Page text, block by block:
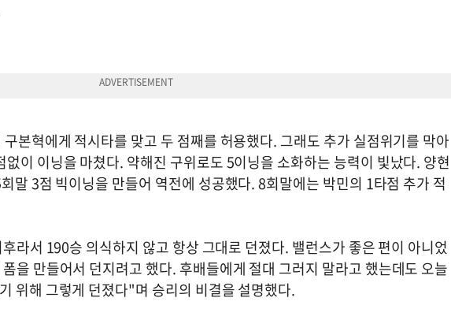
본혁에게 적시타를 맞고 두 점째를 허용했다. 그래도 추가 실점위기를 막아
이 이닝을 마쳤다. 약해진 구위로도 5이닝을 소화하는 능력이 빛났다. 양현
말 3점 빅이닝을 만들어 역전에 성공했다. 8회말에는 박민의 1타점 추가 적
라서 190승 의식하지 않고 항상 그대로 던졌다. 밸런스가 좋은 편이 아니었
을 만들어서 던지려고 했다. 후배들에게 절대 그러지 말라고 했는데도 오늘
위해 그렇게 던졌다"며 승리의 비결을 설명했다.